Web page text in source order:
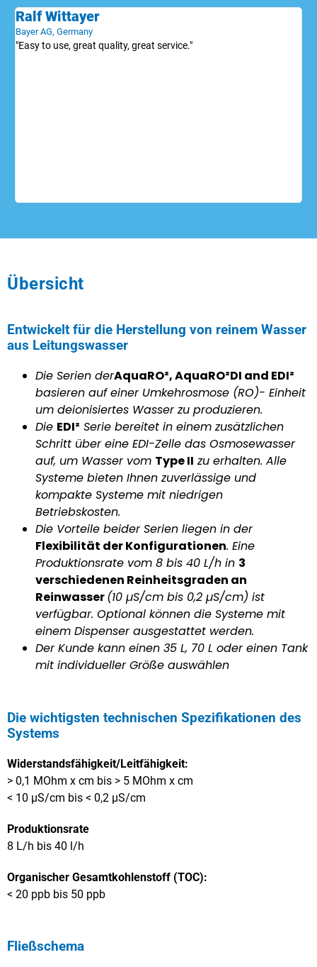
Ralf Wittayer
Bayer AG, Germany
"Easy to use, great quality, great service."
Übersicht
Entwickelt für die Herstellung von reinem Wasser
aus Leitungswasser
Die Serien derAquaRO², AquaRO²DI and EDI²
basieren auf einer Umkehrosmose (RO)- Einheit
um deionisiertes Wasser zu produzieren.
Die EDI² Serie bereitet in einem zusätzlichen
Schritt über eine EDI-Zelle das Osmosewasser
auf, um Wasser vom Type II zu erhalten. Alle
Systeme bieten Ihnen zuverlässige und
kompakte Systeme mit niedrigen
Betriebskosten.
Die Vorteile beider Serien liegen in der
Flexibilität der Konfigurationen. Eine
Produktionsrate vom 8 bis 40 L/h in 3
verschiedenen Reinheitsgraden an
Reinwasser(10 µS/cm bis 0,2 µS/cm) ist
verfügbar. Optional können die Systeme mit
einem Dispenser ausgestattet werden.
Der Kunde kann einen 35 L, 70 L oder einen Tank
mit individueller Größe auswählen
Die wichtigsten technischen Spezifikationen des
Systems
Widerstandsfähigkeit/Leitfähigkeit:
> 0,1 MOhm x cm bis > 5 MOhm x cm
< 10 µS/cm bis < 0,2 µS/cm
Produktionsrate
8 L/h bis 40 l/h
Organischer Gesamtkohlenstoff (TOC):
< 20 ppb bis 50 ppb
Fließschema